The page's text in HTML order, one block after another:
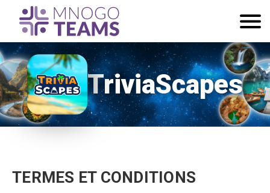
TriviaScapes
TERMES ET CONDITIONS